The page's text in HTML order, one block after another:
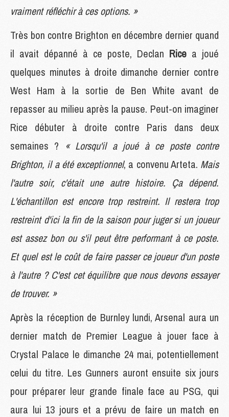
vraiment réfléchir à ces options. »
Très bon contre Brighton en décembre dernier quand
il avait dépanné à ce poste, Declan Rice a joué
quelques minutes à droite dimanche dernier contre
West Ham à la sortie de Ben White avant de
repasser au milieu après la pause. Peut-on imaginer
Rice débuter à droite contre Paris dans deux
semaines ? « Lorsqu'il a joué à ce poste contre
Brighton, il a été exceptionnel, a convenu Arteta. Mais
l'autre soir, c'était une autre histoire. Ça dépend.
L'échantillon est encore trop restreint. Il restera trop
restreint d'ici la fin de la saison pour juger si un joueur
est assez bon ou s'il peut être performant à ce poste.
Et quel est le coût de faire passer ce joueur d'un poste
à l'autre ? C'est cet équilibre que nous devons essayer
de trouver. »
Après la réception de Burnley lundi, Arsenal aura un
dernier match de Premier League à jouer face à
Crystal Palace le dimanche 24 mai, potentiellement
celui du titre. Les Gunners auront ensuite six jours
pour préparer leur grande finale face au PSG, qui
aura lui 13 jours et a prévu de faire un match en